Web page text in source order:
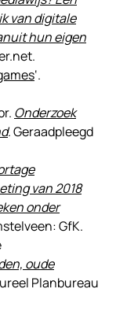
van digitale
hun eigen
‘.
Onderzoek
. Geraadpleegd
van 2018
onder
GfK.
oude
Planbureau